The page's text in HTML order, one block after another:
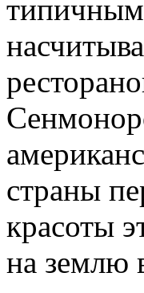
страны
красоты
на землю